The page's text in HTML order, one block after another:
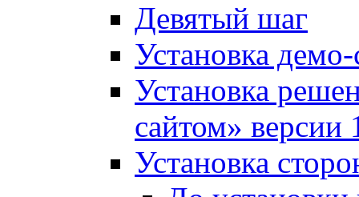
Девятый шаг
Установка
Установка
сайтом»
Установка